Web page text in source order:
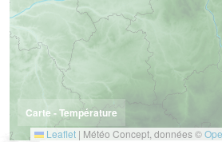
Leaflet | Météo Concept, données ©
Carte - Température